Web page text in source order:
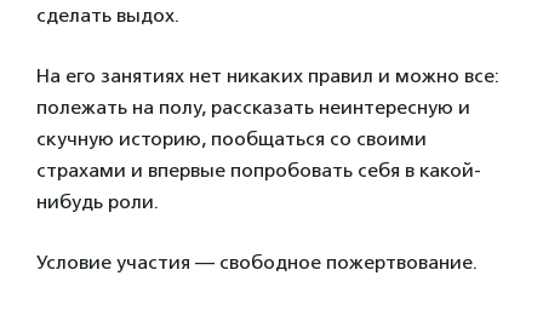
сделать выдох.
На его занятиях нет никаких правил и можно все:
полежать на полу, рассказать неинтересную и
скучную историю, пообщаться со своими
страхами и впервые попробовать себя в какой-
нибудь роли.
Условие участия — свободное пожертвование.